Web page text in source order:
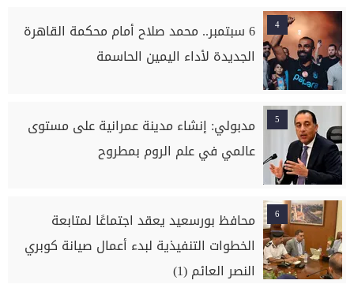
4
6 سبتمبر.. محمد صلاح أمام محكمة القاهرة
الجديدة لأداء اليمين الحاسمة
5
مدبولي: إنشاء مدينة عمرانية على مستوى
عالمي في علم الروم بمطروح
6
محافظ بورسعيد يعقد اجتماعًا لمتابعة
الخطوات التنفيذية لبدء أعمال صيانة كوبري
النصر العائم (1)